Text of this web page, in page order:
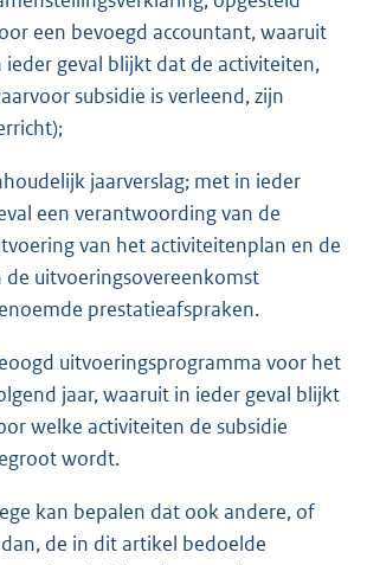
een bevoegd accountant, waaruit
ieder geval blijkt dat de activiteiten,
subsidie is verleend, zijn
jaarverslag; met in ieder
een verantwoording van de
van het activiteitenplan en de
de uitvoeringsovereenkomst
prestatieafspraken.
uitvoeringsprogramma voor het
jaar, waaruit in ieder geval blijkt
welke activiteiten de subsidie
wordt.
kan bepalen dat ook andere, of
de in dit artikel bedoelde